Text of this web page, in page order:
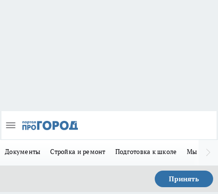
Документы Стройка и ремонт Подготовка к школе Мы в MAX
Принять